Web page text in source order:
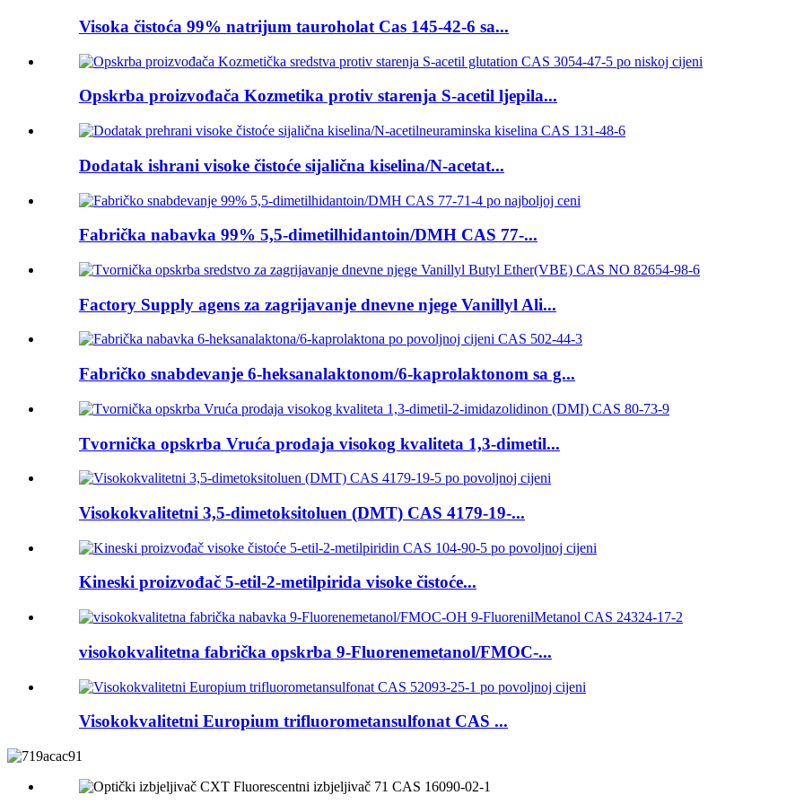
Visoka čistoća 99% natrijum tauroholat Cas 145-42-6 sa...
Opskrba proizvođača Kozmetika protiv starenja S-acetil ljepila...
Dodatak ishrani visoke čistoće sijalična kiselina/N-acetat...
Fabrička nabavka 99% 5,5-dimetilhidantoin/DMH CAS 77-...
Factory Supply agens za zagrijavanje dnevne njege Vanillyl Ali...
Fabričko snabdevanje 6-heksanalaktonom/6-kaprolaktonom sa g...
Tvornička opskrba Vruća prodaja visokog kvaliteta 1,3-dimetil...
Visokokvalitetni 3,5-dimetoksitoluen (DMT) CAS 4179-19-...
Kineski proizvođač 5-etil-2-metilpirida visoke čistoće...
visokokvalitetna fabrička opskrba 9-Fluorenemetanol/FMOC-...
Visokokvalitetni Europium trifluorometansulfonat CAS ...